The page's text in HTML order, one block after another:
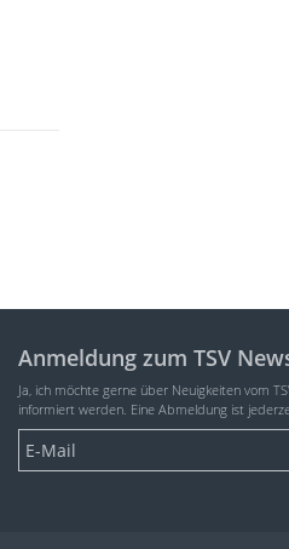
Anmeldung zum TSV
Ja, ich möchte gerne über Neuigkeiten vom
informiert werden. Eine Abmeldung ist